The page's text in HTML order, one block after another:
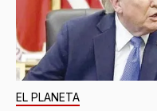
EL PLANETA